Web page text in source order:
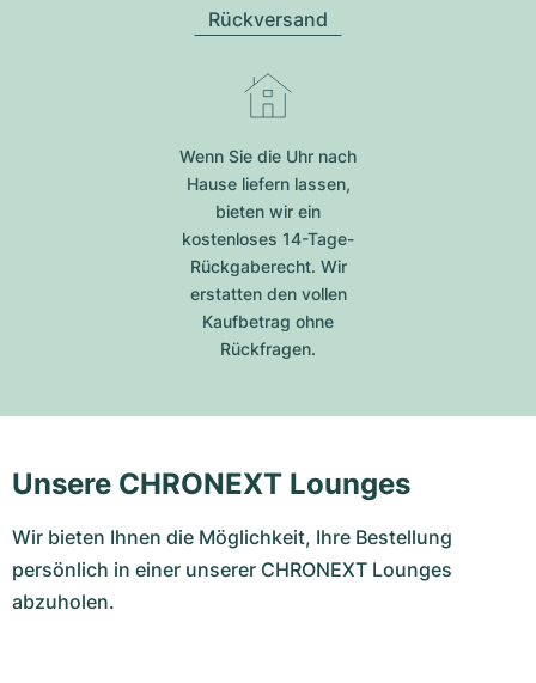
Rückversand
Wenn Sie die Uhr nach
Hause liefern lassen,
bieten wir ein
kostenloses 14-Tage-
Rückgaberecht. Wir
erstatten den vollen
Kaufbetrag ohne
Rückfragen.
Unsere CHRONEXT Lounges
Wir bieten Ihnen die Möglichkeit, Ihre Bestellung
persönlich in einer unserer CHRONEXT Lounges
abzuholen.